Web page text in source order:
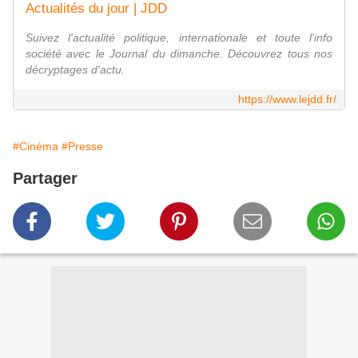
Actualités du jour | JDD
Suivez l'actualité politique, internationale et toute l'info
société avec le Journal du dimanche. Découvrez tous nos
décryptages d'actu.
https://www.lejdd.fr/
#Cinéma #Presse
Partager